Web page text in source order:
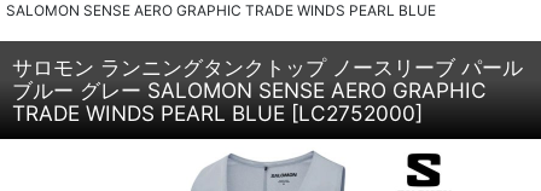
SALOMON SENSE AERO GRAPHIC TRADE WINDS PEARL BLUE
サロモン ランニングタンクトップ ノースリーブ パール
ブルー グレー SALOMON SENSE AERO GRAPHIC
TRADE WINDS PEARL BLUE [LC2752000]